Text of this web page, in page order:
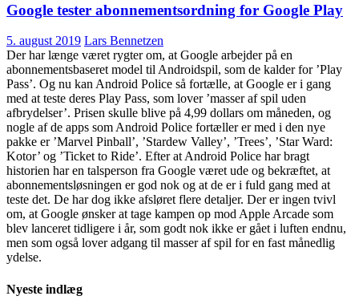
Google tester abonnementsordning for Google Play
5. august 2019 Lars Bennetzen
Der har længe været rygter om, at Google arbejder på en
abonnementsbaseret model til Androidspil, som de kalder for ’Play
Pass’. Og nu kan Android Police så fortælle, at Google er i gang
med at teste deres Play Pass, som lover ’masser af spil uden
afbrydelser’. Prisen skulle blive på 4,99 dollars om måneden, og
nogle af de apps som Android Police fortæller er med i den nye
pakke er ’Marvel Pinball’, ’Stardew Valley’, ’Trees’, ’Star Ward:
Kotor’ og ’Ticket to Ride’. Efter at Android Police har bragt
historien har en talsperson fra Google været ude og bekræftet, at
abonnementsløsningen er god nok og at de er i fuld gang med at
teste det. De har dog ikke afsløret flere detaljer. Der er ingen tvivl
om, at Google ønsker at tage kampen op mod Apple Arcade som
blev lanceret tidligere i år, som godt nok ikke er gået i luften endnu,
men som også lover adgang til masser af spil for en fast månedlig
ydelse.
Nyeste indlæg